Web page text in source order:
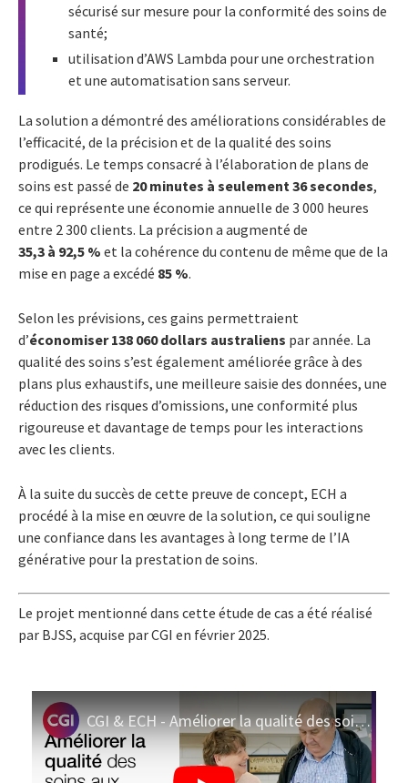
sécurisé sur mesure pour la conformité des soins de
santé;
utilisation d’AWS Lambda pour une orchestration
et une automatisation sans serveur.
La solution a démontré des améliorations considérables de
l’efficacité, de la précision et de la qualité des soins
prodigués. Le temps consacré à l’élaboration de plans de
soins est passé de 20 minutes à seulement 36 secondes,
ce qui représente une économie annuelle de 3 000 heures
entre 2 300 clients. La précision a augmenté de
35,3 à 92,5 % et la cohérence du contenu de même que de la
mise en page a excédé 85 %.
Selon les prévisions, ces gains permettraient
d’économiser 138 060 dollars australiens par année. La
qualité des soins s’est également améliorée grâce à des
plans plus exhaustifs, une meilleure saisie des données, une
réduction des risques d’omissions, une conformité plus
rigoureuse et davantage de temps pour les interactions
avec les clients.
À la suite du succès de cette preuve de concept, ECH a
procédé à la mise en œuvre de la solution, ce qui souligne
une confiance dans les avantages à long terme de l’IA
générative pour la prestation de soins.
Le projet mentionné dans cette étude de cas a été réalisé
par BJSS, acquise par CGI en février 2025.
CGI & ECH - Améliorer la qualité des soins aux personnes âgées grâce à l'IA generative